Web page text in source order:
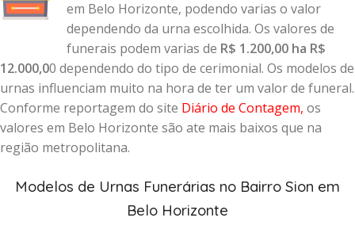
em Belo Horizonte, podendo varias o valor
dependendo da urna escolhida. Os valores de
funerais podem varias de R$ 1.200,00 ha R$
12.000,00 dependendo do tipo de cerimonial. Os modelos de
urnas influenciam muito na hora de ter um valor de funeral.
Conforme reportagem do site Diário de Contagem, os
valores em Belo Horizonte são ate mais baixos que na
região metropolitana.
Modelos de Urnas Funerárias no Bairro Sion em
Belo Horizonte